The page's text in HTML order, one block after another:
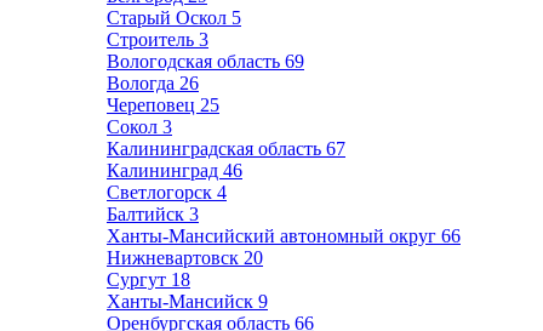
Старый Оскол 5
Строитель 3
Вологодская область 69
Вологда 26
Череповец 25
Сокол 3
Калининградская область 67
Калининград 46
Светлогорск 4
Балтийск 3
Ханты-Мансийский автономный округ 66
Нижневартовск 20
Сургут 18
Ханты-Мансийск 9
Оренбургская область 66